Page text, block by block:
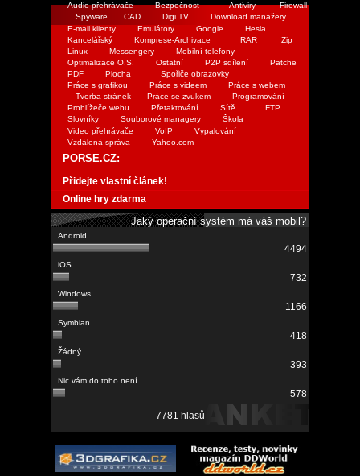
Audio přehrávače Bezpečnost Antiviry
Firewall
Spyware
CAD Digi TV
Download manažery
E-mail klienty
Emulátory Google
Hesla
Kancelářský
Komprese-Archivace RAR
Zip
Linux
Messengery
Mobilní telefony
Optimalizace O.S.
Ostatní P2P sdílení
Patche
PDF
Plocha
Spořiče obrazovky
Práce s grafikou
Práce s videem
Práce s webem
Tvorba stránek
Práce se zvukem
Programování
Prohlížeče webu
Přetaktování Sítě
FTP
Slovníky
Souborové managery
Škola
Video přehrávače
VoIP
Vypalování
Vzdálená správa
Yahoo.com
PORSE.CZ:
Přidejte vlastní článek!
Online hry zdarma
Jaký operační systém má váš mobil?
4494
732
1166
418
393
578
7781 hlasů